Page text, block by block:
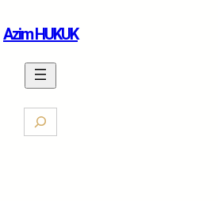
Azim HUKUK
S
e